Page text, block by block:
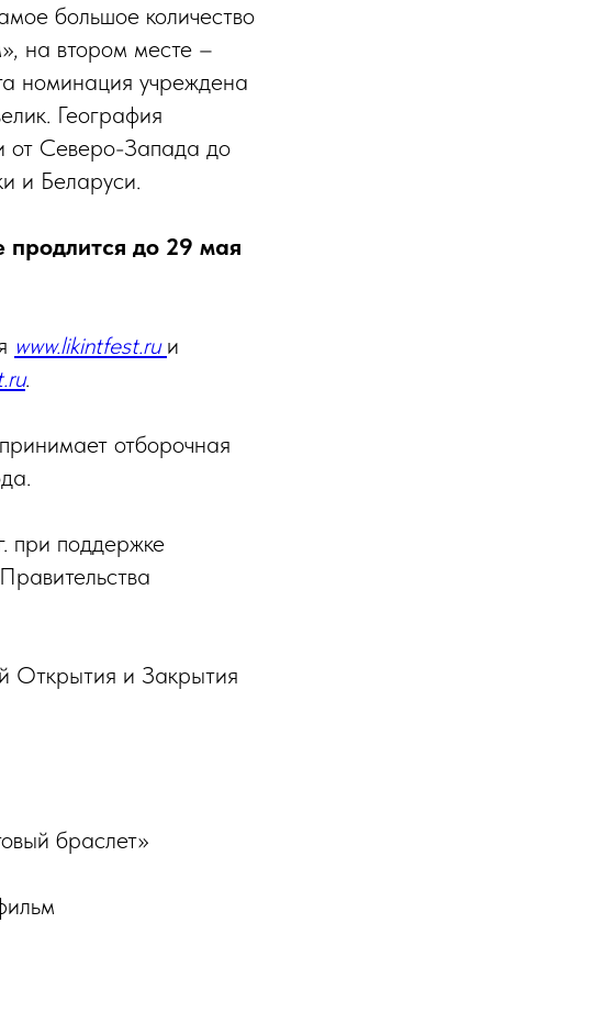
большое количество
на втором месте –
номинация учреждена
География
от Северо-Запада до
и Беларуси.
продлится до 29 мая
www.likintfest.ru и
.
отборочная
при поддержке
Открытия и Закрытия
браслет»